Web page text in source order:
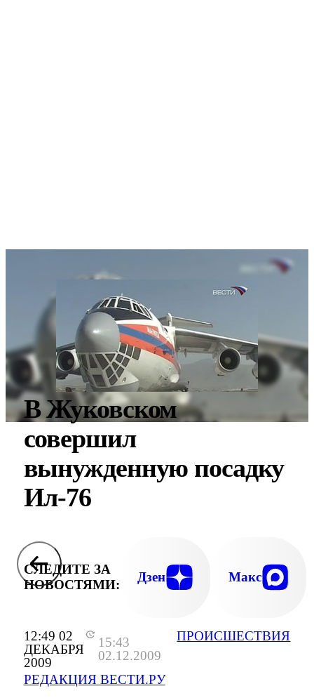
12:49 02
ДЕКАБРЯ
2009
15:43
02.12.2009
РЕДАКЦИЯ ВЕСТИ.РУ
ПРОИСШЕСТВИЯ
В Жуковском
совершил
вынужденную посадку
Ил-76
СЛЕДИТЕ ЗА
НОВОСТЯМИ:
Дзен Макс